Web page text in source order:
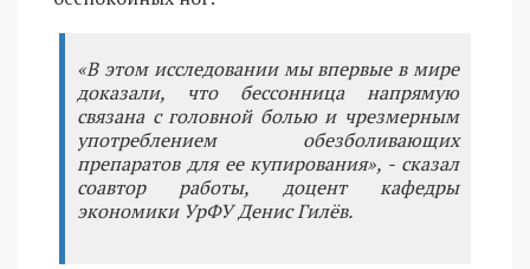
«В этом исследовании мы впервые в мире
доказали, что бессонница напрямую
связана с головной болью и чрезмерным
употреблением обезболивающих
препаратов для ее купирования», - сказал
соавтор работы, доцент кафедры
экономики УрФУ Денис Гилёв.